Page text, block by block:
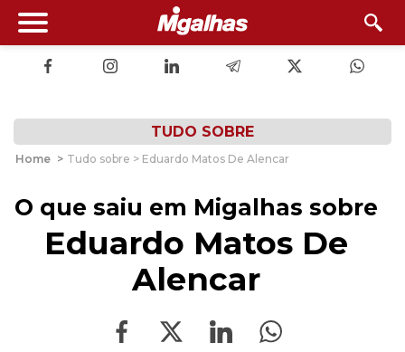
TUDO SOBRE
Home > Tudo sobre > Eduardo Matos De Alencar
O que saiu em Migalhas sobre
Eduardo Matos De
Alencar